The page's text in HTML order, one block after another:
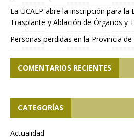
La UCALP abre la inscripción para la
Trasplante y Ablación de Órganos y
Personas perdidas en la Provincia
COMENTARIOS RECIENTES
CATEGORÍAS
Actualidad